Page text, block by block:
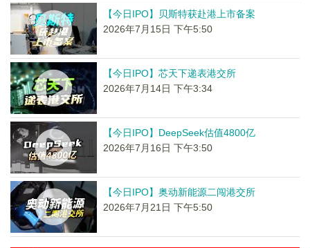
【今日IPO】贝斯特获赴港上市备案
2026年7月15日 下午5:50
【今日IPO】芯天下递表港交所
2026年7月14日 下午3:34
【今日IPO】DeepSeek估值4800亿
2026年7月16日 下午3:50
【今日IPO】奥动新能源二闯港交所
2026年7月21日 下午5:50